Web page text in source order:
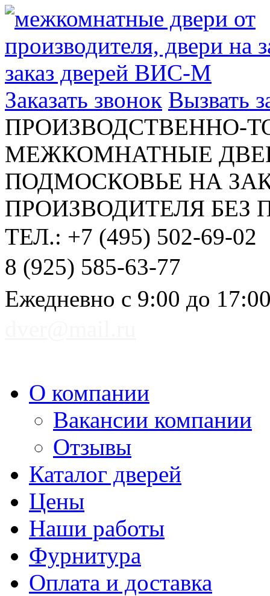
Заказать звонок Вызвать
ПРОИЗВОДСТВЕННО-
МЕЖКОМНАТНЫЕ
ПОДМОСКОВЬЕ НА
ПРОИЗВОДИТЕЛЯ БЕЗ
ТЕЛ.: +7 (495) 502-69-02
8 (925) 585-63-77
Ежедневно с 9:00 до
О компании
Вакансии компании
Отзывы
Каталог дверей
Цены
Наши работы
Фурнитура
Оплата и доставка